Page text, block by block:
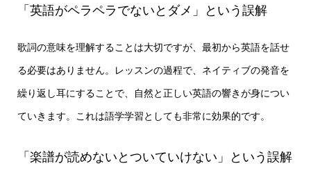
「英語がペラペラでないとダメ」という誤解
歌詞の意味を理解することは大切ですが、最初から英語を話せ
る必要はありません。レッスンの過程で、ネイティブの発音を
繰り返し耳にすることで、自然と正しい英語の響きが身につい
ていきます。これは語学学習としても非常に効果的です。
「楽譜が読めないとついていけない」という誤解